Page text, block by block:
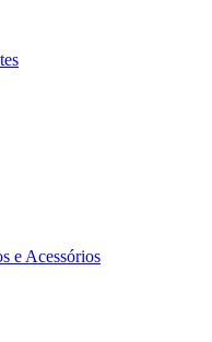
e Acessórios